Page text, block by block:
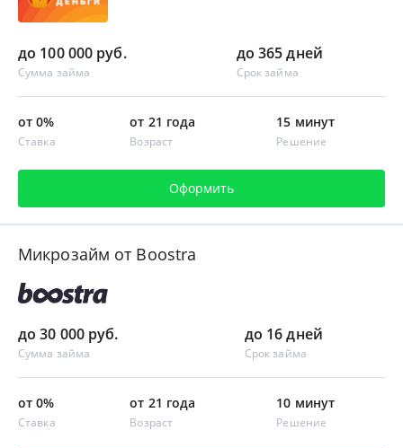
до 100 000 руб.
Сумма займа
до 365 дней
Срок займа
от 0%
Ставка
от 21 года
Возраст
15 минут
Решение
Оформить
Микрозайм от Boostra
до 30 000 руб.
Сумма займа
до 16 дней
Срок займа
от 0%
Ставка
от 21 года
Возраст
10 минут
Решение